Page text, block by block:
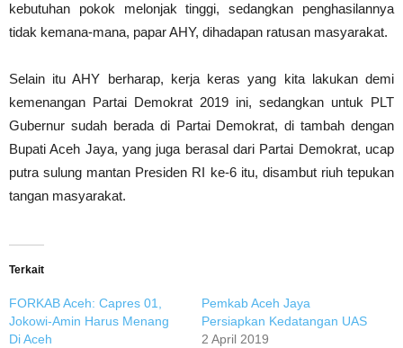
kebutuhan pokok melonjak tinggi, sedangkan penghasilannya
tidak kemana-mana, papar AHY, dihadapan ratusan masyarakat.
Selain itu AHY berharap, kerja keras yang kita lakukan demi
kemenangan Partai Demokrat 2019 ini, sedangkan untuk PLT
Gubernur sudah berada di Partai Demokrat, di tambah dengan
Bupati Aceh Jaya, yang juga berasal dari Partai Demokrat, ucap
putra sulung mantan Presiden RI ke-6 itu, disambut riuh tepukan
tangan masyarakat.
Terkait
FORKAB Aceh: Capres 01,
Jokowi-Amin Harus Menang
Di Aceh
Pemkab Aceh Jaya
Persiapkan Kedatangan UAS
2 April 2019